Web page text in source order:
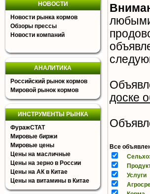
НОВОСТИ
Новости рынка кормов
Обзоры прессы
Новости компаний
АНАЛИТИКА
Российский рынок кормов
Мировой рынок кормов
ИНСТРУМЕНТЫ РЫНКА
ФуражСТАТ
Мировые биржи
Мировые цены
Цены на масличные
Цены на зерно в России
Цены на АК в Китае
Цены на витамины в Китае
доске
Все
Услуги